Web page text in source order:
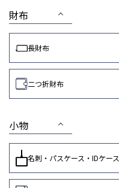
財布
長財布
二つ折財布
小物
名刺・パスケース・IDケース